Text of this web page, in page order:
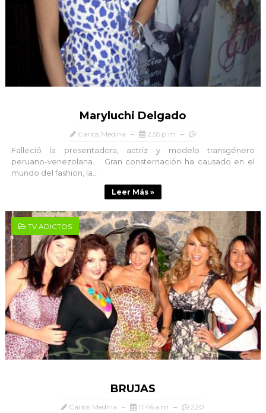
Maryluchi Delgado
Carlos Medina 2:55 p.m.
Falleció la presentadora, actriz y modelo transgénero
peruano-venezolana. Gran consternación ha causado en el
mundo del fashion, la...
Leer Más »
TV ADICTOS
BRUJAS
Carlos Medina 11:46 a.m. 220